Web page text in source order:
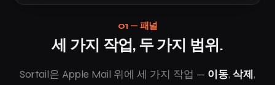
01 — 패널
세 가지 작업, 두 가지 범위.
Sortail은 Apple Mail 위에 세 가지 작업 — 이동, 삭제 ,